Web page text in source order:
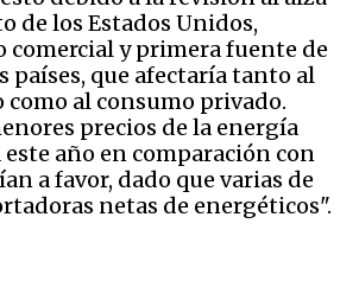
de los Estados Unidos,
comercial y primera fuente de
países, que afectaría tanto al
como al consumo privado.
precios de la energía
año en comparación con
a favor, dado que varias de
netas de energéticos".